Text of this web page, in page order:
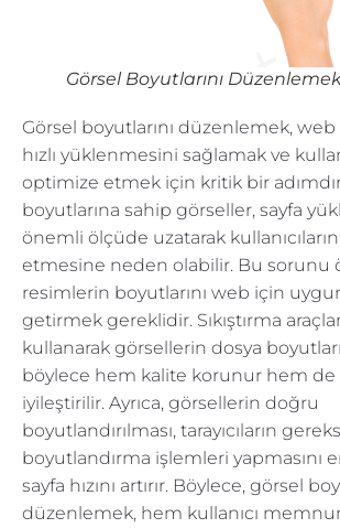
Görsel Boyutlarını
Görsel boyutlarını düzenlemek, web
hızlı yüklenmesini sağlamak ve
optimize etmek için kritik bir
boyutlarına sahip görseller, sayfa
önemli ölçüde uzatarak
etmesine neden olabilir. Bu sorunu
resimlerin boyutlarını web için
getirmek gereklidir. Sıkıştırma
kullanarak görsellerin dosya
böylece hem kalite korunur hem
iyileştirilir. Ayrıca, görsellerin doğru
boyutlandırılması, tarayıcıların
boyutlandırma işlemleri yapmasını
sayfa hızını artırır. Böylece, görsel
düzenlemek, hem kullanıcı